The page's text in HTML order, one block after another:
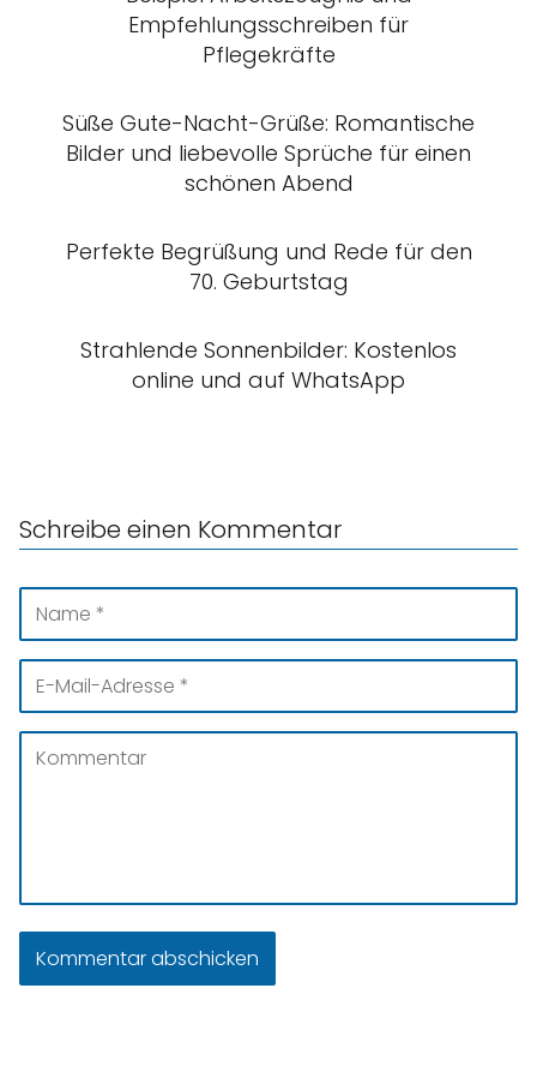
Empfehlungsschreiben für
Pflegekräfte
Süße Gute-Nacht-Grüße: Romantische
Bilder und liebevolle Sprüche für einen
schönen Abend
Perfekte Begrüßung und Rede für den
70. Geburtstag
Strahlende Sonnenbilder: Kostenlos
online und auf WhatsApp
Schreibe einen Kommentar